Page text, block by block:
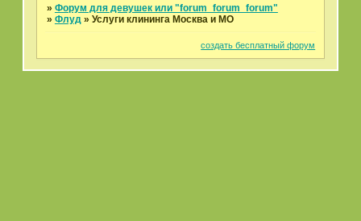
» Форум для девушек или "forum_forum_forum"
» Флуд » Услуги клининга Москва и МО
создать бесплатный форум